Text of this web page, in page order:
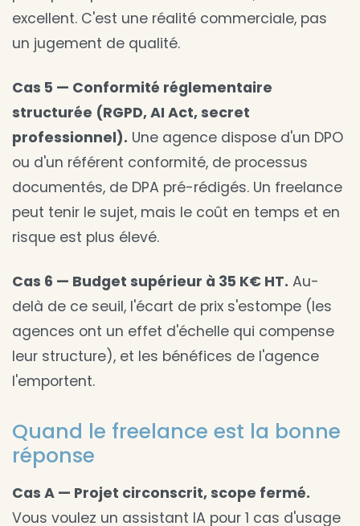
excellent. C'est une réalité commerciale, pas
un jugement de qualité.
Cas 5 — Conformité réglementaire
structurée (RGPD, AI Act, secret
professionnel). Une agence dispose d'un DPO
ou d'un référent conformité, de processus
documentés, de DPA pré-rédigés. Un freelance
peut tenir le sujet, mais le coût en temps et en
risque est plus élevé.
Cas 6 — Budget supérieur à 35 K€ HT. Au-
delà de ce seuil, l'écart de prix s'estompe (les
agences ont un effet d'échelle qui compense
leur structure), et les bénéfices de l'agence
l'emportent.
Quand le freelance est la bonne
réponse
Cas A — Projet circonscrit, scope fermé.
Vous voulez un assistant IA pour 1 cas d'usage